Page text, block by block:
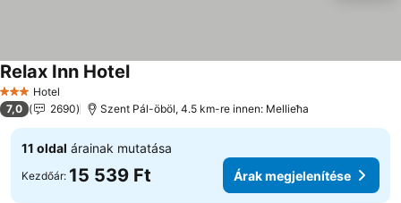
3 Kategória
Hotel
Relax Inn Hotel
7,0 2690 Szent Pál-öböl, 4.5 km-re innen: Mellieħa
11 oldal árainak mutatása
Kezdőár: 15 539 Ft Árak megjelenítése